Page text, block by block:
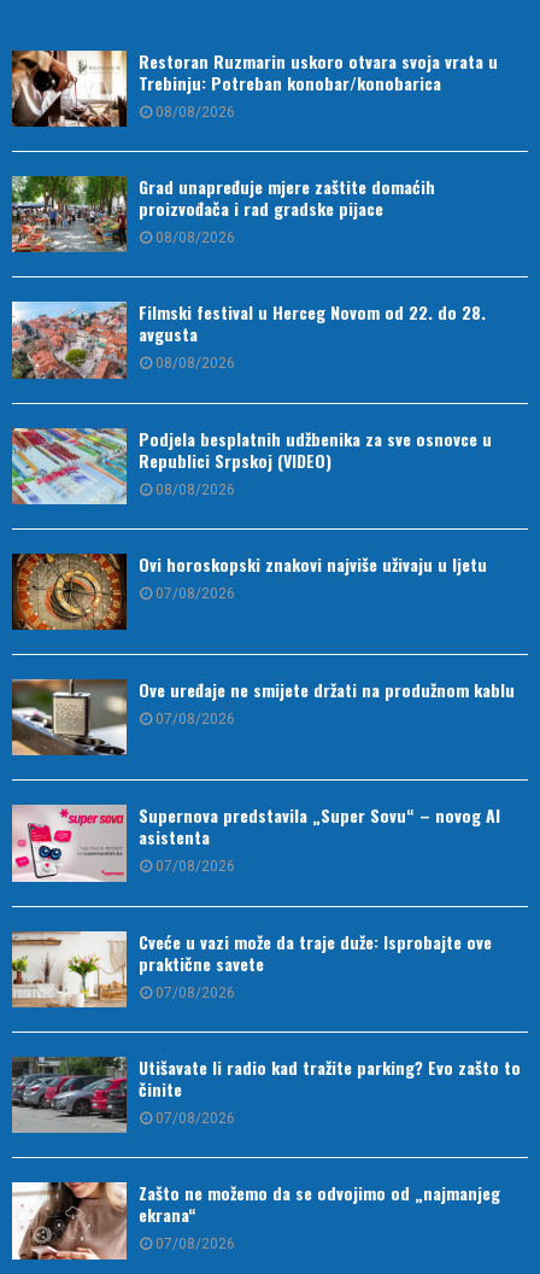
Restoran Ruzmarin uskoro otvara svoja vrata u
Trebinju: Potreban konobar/konobarica
08/08/2026
Grad unapređuje mjere zaštite domaćih
proizvođača i rad gradske pijace
08/08/2026
Filmski festival u Herceg Novom od 22. do 28.
avgusta
08/08/2026
Podjela besplatnih udžbenika za sve osnovce u
Republici Srpskoj (VIDEO)
08/08/2026
Ovi horoskopski znakovi najviše uživaju u ljetu
07/08/2026
Ove uređaje ne smijete držati na produžnom kablu
07/08/2026
Supernova predstavila „Super Sovu“ – novog AI
asistenta
07/08/2026
Cveće u vazi može da traje duže: Isprobajte ove
praktične savete
07/08/2026
Utišavate li radio kad tražite parking? Evo zašto to
činite
07/08/2026
Zašto ne možemo da se odvojimo od „najmanjeg
ekrana“
07/08/2026